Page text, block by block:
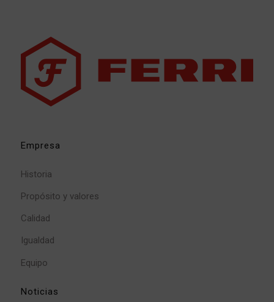
Empresa
Historia
Propósito y valores
Calidad
Igualdad
Equipo
Noticias